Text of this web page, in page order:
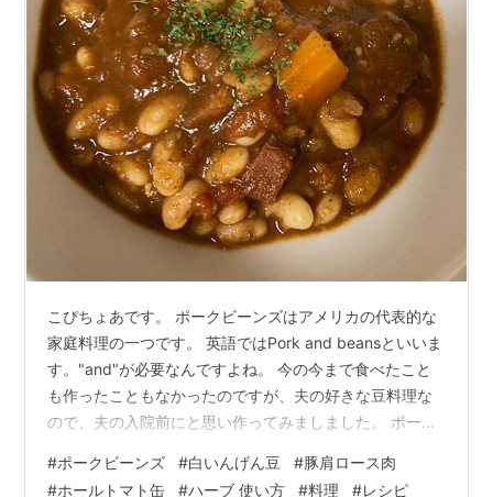
こぴちょあです。 ポークビーンズはアメリカの代表的な
家庭料理の一つです。 英語ではPork and beansといいま
す。"and"が必要なんですよね。 今の今まで食べたこと
も作ったこともなかったのですが、夫の好きな豆料理な
ので、夫の入院前にと思い作ってみましました。 ポーク
マトで煮込んだ料理です。 日本では大豆で代用している
#ポークビーンズ #白いんげん豆 #豚肩ロース肉
#ホールトマト缶 #ハーブ 使い方 #料理 #レシピ